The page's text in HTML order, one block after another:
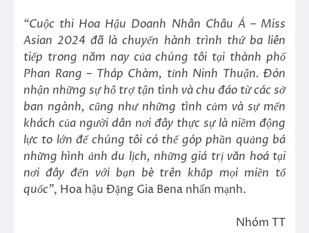
“Cuộc thi Hoa Hậu Doanh Nhân Châu Á – Miss
Asian 2024 đã là chuyến hành trình thứ ba liên
tiếp trong năm nay của chúng tôi tại thành phố
Phan Rang – Tháp Chàm, tỉnh Ninh Thuận. Đón
nhận những sự hỗ trợ tận tình và chu đáo từ các sở
ban ngành, cũng như những tình cảm và sự mến
khách của người dân nơi đây thực sự là niềm động
lực to lớn để chúng tôi có thể góp phần quảng bá
những hình ảnh du lịch, những giá trị văn hoá tại
nơi đây đến với bạn bè trên khắp mọi miền tổ
quốc”, Hoa hậu Đặng Gia Bena nhấn mạnh.
Nhóm TT